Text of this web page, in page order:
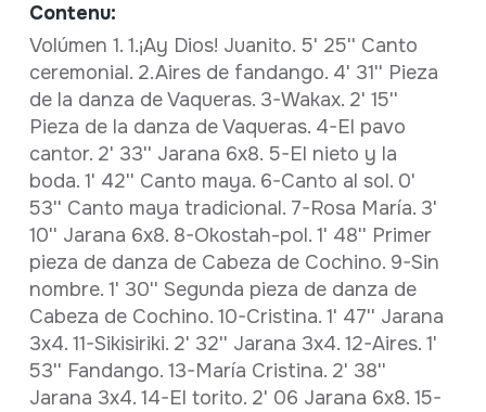
Contenu:
Volúmen 1. 1.¡Ay Dios! Juanito. 5' 25'' Canto
ceremonial. 2.Aires de fandango. 4' 31'' Pieza
de la danza de Vaqueras. 3-Wakax. 2' 15''
Pieza de la danza de Vaqueras. 4-El pavo
cantor. 2' 33'' Jarana 6x8. 5-El nieto y la
boda. 1' 42'' Canto maya. 6-Canto al sol. 0'
53'' Canto maya tradicional. 7-Rosa María. 3'
10'' Jarana 6x8. 8-Okostah-pol. 1' 48'' Primer
pieza de danza de Cabeza de Cochino. 9-Sin
nombre. 1' 30'' Segunda pieza de danza de
Cabeza de Cochino. 10-Cristina. 1' 47'' Jarana
3x4. 11-Sikisiriki. 2' 32'' Jarana 3x4. 12-Aires. 1'
53'' Fandango. 13-María Cristina. 2' 38''
Jarana 3x4. 14-El torito. 2' 06 Jarana 6x8. 15-